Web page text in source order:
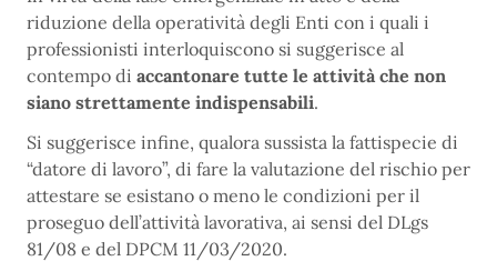
riduzione della operatività degli Enti con i quali i
professionisti interloquiscono si suggerisce al
contempo di accantonare tutte le attività che non
siano strettamente indispensabili.
Si suggerisce infine, qualora sussista la fattispecie di
“datore di lavoro”, di fare la valutazione del rischio per
attestare se esistano o meno le condizioni per il
proseguo dell’attività lavorativa, ai sensi del DLgs
81/08 e del DPCM 11/03/2020.